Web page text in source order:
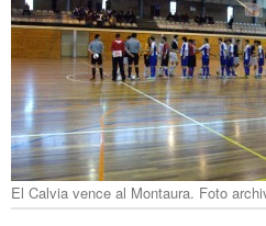
El Calvia vence al Montaura. Foto